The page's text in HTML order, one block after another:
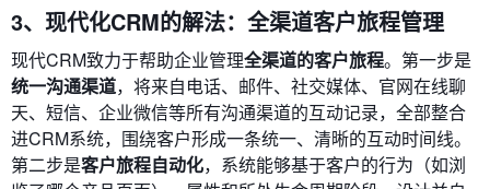
3、现代化CRM的解法：全渠道客户旅程管理
现代CRM致力于帮助企业管理全渠道的客户旅程。第一步是
统一沟通渠道，将来自电话、邮件、社交媒体、官网在线聊
天、短信、企业微信等所有沟通渠道的互动记录，全部整合
进CRM系统，围绕客户形成一条统一、清晰的互动时间线。
第二步是客户旅程自动化，系统能够基于客户的行为（如浏